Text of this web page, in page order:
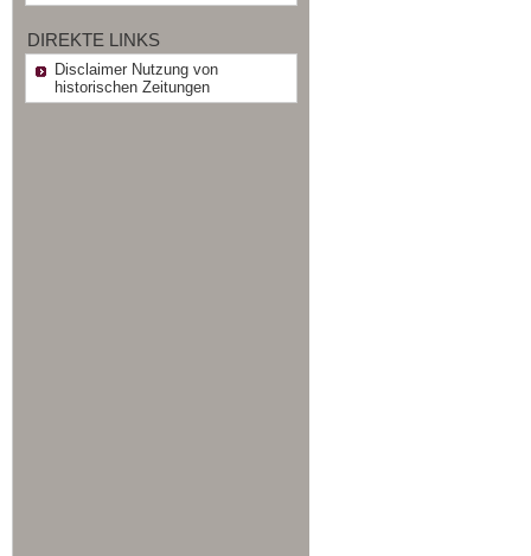
DIREKTE LINKS
Disclaimer Nutzung von
historischen Zeitungen